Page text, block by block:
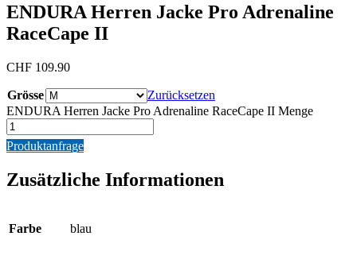
ENDURA Herren Jacke Pro Adrenaline
RaceCape II
CHF 109.90
Grösse
Zurücksetzen
ENDURA Herren Jacke Pro Adrenaline RaceCape II Menge
Produktanfrage
Zusätzliche Informationen
Farbe blau